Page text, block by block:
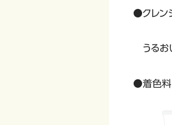
●クレン
うるお
●着色料